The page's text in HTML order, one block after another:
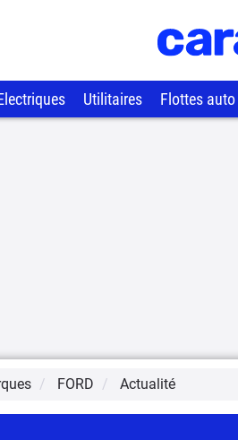
Utilitaires Flottes auto
FORD Actualité